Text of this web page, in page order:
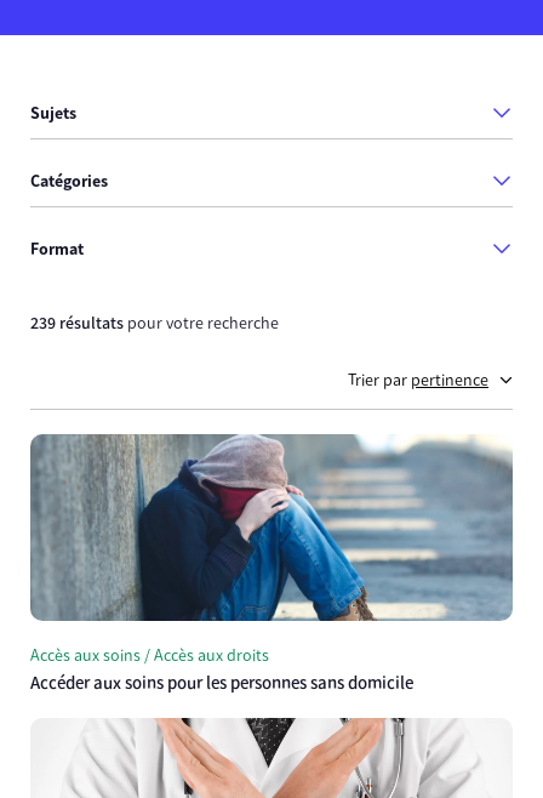
Sujets
Catégories
Format
239 résultats pour votre recherche
Trier par pertinence
Accès aux soins / Accès aux droits
Accéder aux soins pour les personnes sans domicile